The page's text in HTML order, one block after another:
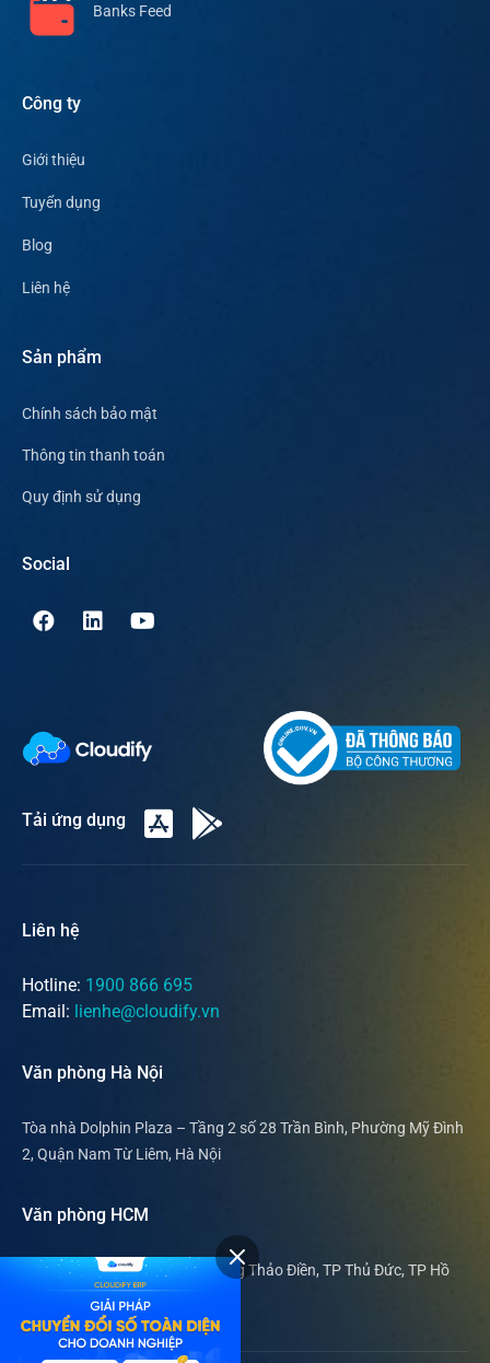
Banks Feed
Công ty
Giới thiệu
Tuyển dụng
Blog
Liên hệ
Sản phẩm
Chính sách bảo mật
Thông tin thanh toán
Quy định sử dụng
Social
Tải ứng dụng
Liên hệ
Hotline: 1900 866 695
Email: lienhe@cloudify.vn
Văn phòng Hà Nội
Tòa nhà Dolphin Plaza – Tầng 2 số 28 Trần Bình, Phường Mỹ Đình
2, Quận Nam Từ Liêm, Hà Nội
Văn phòng HCM
169 Nguyễn Văn Hưởng, phường Thảo Điền, TP Thủ Đức, TP Hồ
Chí Minh